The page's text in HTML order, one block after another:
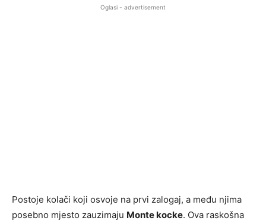
Oglasi - advertisement
Postoje kolači koji osvoje na prvi zalogaj, a među njima
posebno mjesto zauzimaju Monte kocke. Ova raskošna